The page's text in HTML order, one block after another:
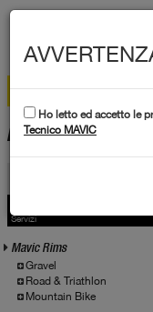
DATI TECNICI
Servizi
Mavic Rims
Gravel
Road & Triathlon
Mountain Bike
Ho letto ed accetto le
Tecnico MAVIC